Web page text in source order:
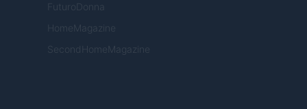
FuturoDonna
HomeMagazine
SecondHomeMagazine